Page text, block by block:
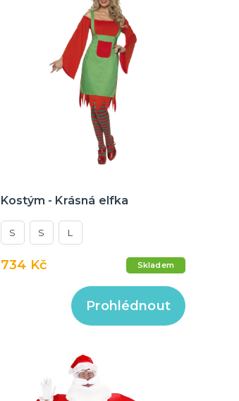
Kostým - Krásná elfka
S S L
734 Kč Skladem
Prohlédnout